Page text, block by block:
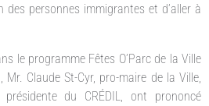
des personnes immigrantes et d’aller à
le programme Fêtes O’Parc de la Ville
Mr. Claude St-Cyr, pro-maire de la Ville,
du CRÉDIL, ont prononcé